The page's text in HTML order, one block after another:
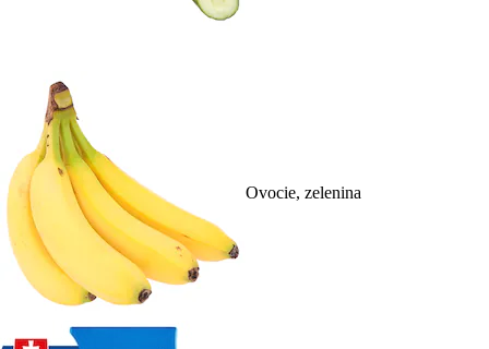
Ovocie, zelenina